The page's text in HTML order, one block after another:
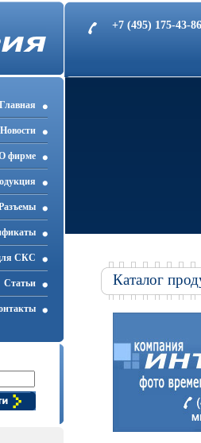
+7 (495) 175-43-
Главная
Новости
фирме
СКС
Статьи Каталог